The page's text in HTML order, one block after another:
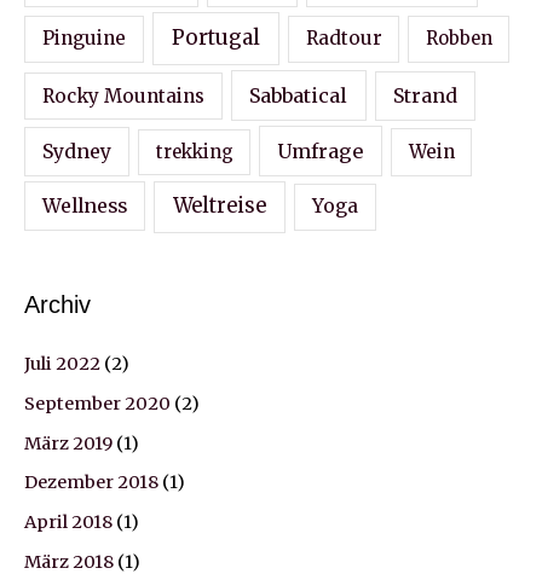
Pinguine Portugal Radtour Robben
Rocky Mountains Sabbatical Strand
Sydney trekking Umfrage Wein
Wellness Weltreise Yoga
Archiv
Juli 2022 (2)
September 2020 (2)
März 2019 (1)
Dezember 2018 (1)
April 2018 (1)
März 2018 (1)